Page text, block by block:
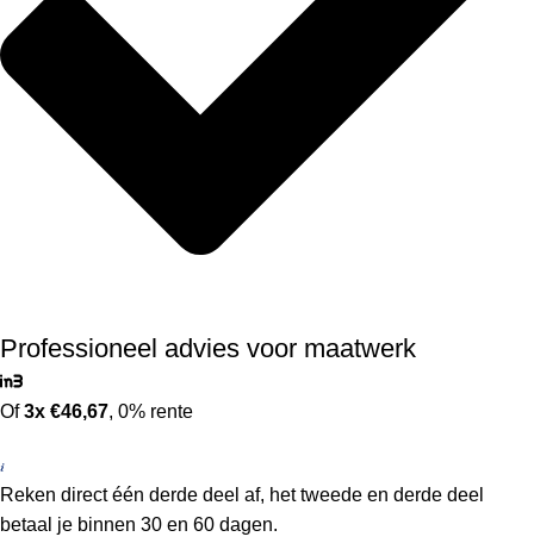
Professioneel advies voor maatwerk
Of3x €46,67, 0% rente
Reken direct één derde deel af, het tweede en derde deel
betaal je binnen 30 en 60 dagen.